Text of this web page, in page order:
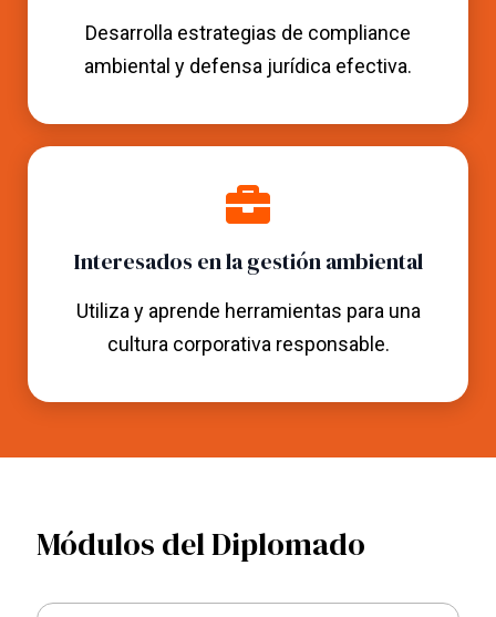
Desarrolla estrategias de compliance
ambiental y defensa jurídica efectiva.
Interesados en la gestión ambiental
Utiliza y aprende herramientas para una
cultura corporativa responsable.
Módulos del Diplomado